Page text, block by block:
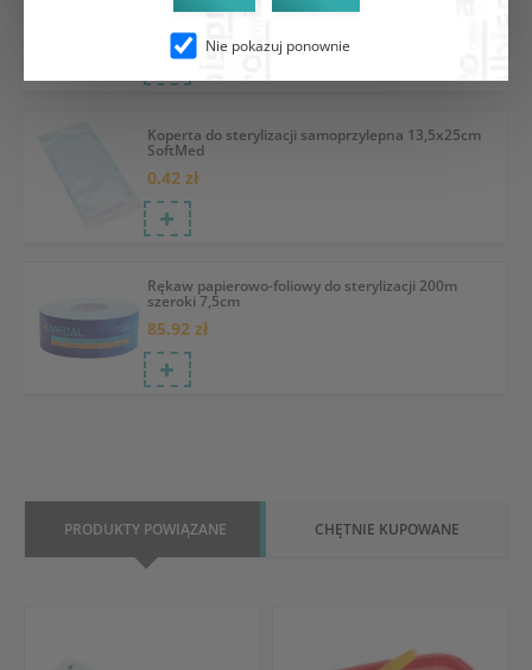
Nie pokazuj ponownie
273.40 zł
Koperta do sterylizacji samoprzylepna 13,5x25cm
SoftMed
0.42 zł
Rękaw papierowo-foliowy do sterylizacji 200m
szeroki 7,5cm
85.92 zł
PRODUKTY POWIĄZANE CHĘTNIE KUPOWANE